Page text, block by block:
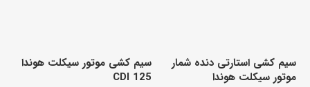
سیم کشی استارتی دنده شمار
موتور سیکلت هوندا
سیم کشی موتور سیکلت هوندا
CDI 125